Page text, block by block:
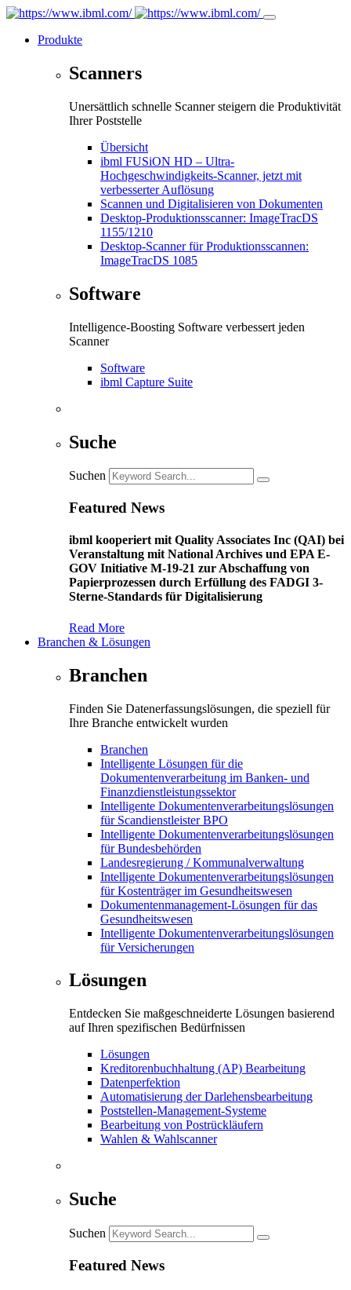
Produkte
Scanners
Unersättlich schnelle Scanner steigern die Produktivität
Ihrer Poststelle
Übersicht
ibml FUSiON HD – Ultra-
Hochgeschwindigkeits-Scanner, jetzt mit
verbesserter Auflösung
Scannen und Digitalisieren von Dokumenten
Desktop-Produktionsscanner: ImageTracDS
1155/1210
Desktop-Scanner für Produktionsscannen:
ImageTracDS 1085
Software
Intelligence-Boosting Software verbessert jeden
Scanner
Software
ibml Capture Suite
Suche
Suchen
Featured News
ibml kooperiert mit Quality Associates Inc (QAI) bei
Veranstaltung mit National Archives und EPA E-
GOV Initiative M-19-21 zur Abschaffung von
Papierprozessen durch Erfüllung des FADGI 3-
Sterne-Standards für Digitalisierung
Read More
Branchen & Lösungen
Branchen
Finden Sie Datenerfassungslösungen, die speziell für
Ihre Branche entwickelt wurden
Branchen
Intelligente Lösungen für die
Dokumentenverarbeitung im Banken- und
Finanzdienstleistungssektor
Intelligente Dokumentenverarbeitungslösungen
für Scandienstleister BPO
Intelligente Dokumentenverarbeitungslösungen
für Bundesbehörden
Landesregierung / Kommunalverwaltung
Intelligente Dokumentenverarbeitungslösungen
für Kostenträger im Gesundheitswesen
Dokumentenmanagement-Lösungen für das
Gesundheitswesen
Intelligente Dokumentenverarbeitungslösungen
für Versicherungen
Lösungen
Entdecken Sie maßgeschneiderte Lösungen basierend
auf Ihren spezifischen Bedürfnissen
Lösungen
Kreditorenbuchhaltung (AP) Bearbeitung
Datenperfektion
Automatisierung der Darlehensbearbeitung
Poststellen-Management-Systeme
Bearbeitung von Postrückläufern
Wahlen & Wahlscanner
Suche
Suchen
Featured News